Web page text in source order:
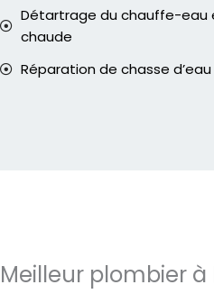
Détartrage du chauffe-eau
chaude
Réparation de chasse
Meilleur plombier à